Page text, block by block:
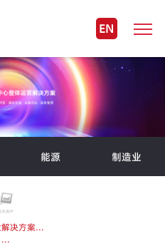
EN
能源 制造业
决方案...
...